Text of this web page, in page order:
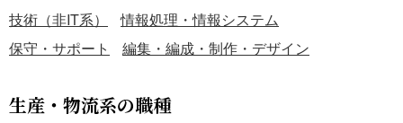
技術（非IT系）
情報処理・情報システム
保守・サポート
編集・編成・制作・デザイン
生産・物流系の職種